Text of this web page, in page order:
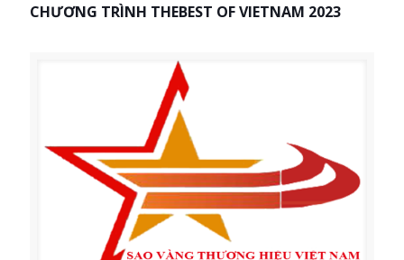
CHƯƠNG TRÌNH THEBEST OF VIETNAM 2023